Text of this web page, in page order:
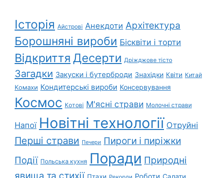
Історія Айстрові Анекдоти Архітектура
Борошняні вироби Бісквіти і торти
Відкриття Десерти Дріжджове тісто
Загадки Закуски і бутерброди Знахідки Квіти Китай
Комахи Кондитерські вироби Консервування
Космос Котові М'ясні страви Молочні страви
Напої Новітні технології Отруйні
Перші страви Печери Пироги і пиріжки
Події Польська кухня Поради Природні
явища та стихії Птахи Салати